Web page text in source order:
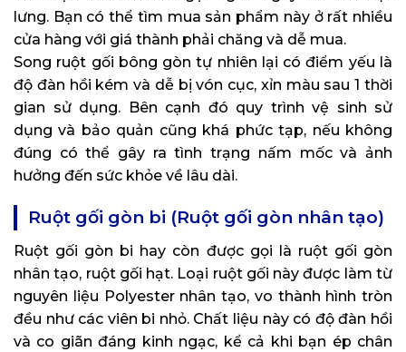
lưng. Bạn có thể tìm mua sản phẩm này ở rất nhiều
cửa hàng với giá thành phải chăng và dễ mua.
Song ruột gối bông gòn tự nhiên lại có điểm yếu là
độ đàn hồi kém và dễ bị vón cục, xỉn màu sau 1 thời
gian sử dụng. Bên cạnh đó quy trình vệ sinh sử
dụng và bảo quản cũng khá phức tạp, nếu không
đúng có thể gây ra tình trạng nấm mốc và ảnh
hưởng đến sức khỏe về lâu dài.
Ruột gối gòn bi (Ruột gối gòn nhân tạo)
Ruột gối gòn bi hay còn được gọi là ruột gối gòn
nhân tạo, ruột gối hạt. Loại ruột gối này được làm từ
nguyên liệu Polyester nhân tạo, vo thành hình tròn
đều như các viên bi nhỏ. Chất liệu này có độ đàn hồi
và co giãn đáng kinh ngạc, kể cả khi bạn ép chân